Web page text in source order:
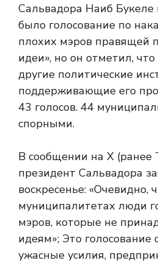
Сальвадора Наиб Букеле
было голосование по
плохих мэров правящей
идеи», но он отметил,
другие политические
поддерживающие его
43 голосов. 44
спорными.
В сообщении на X
президент Сальвадора
воскресенье: «Очевидно,
муниципалитетах люди
мэров, которые не
идеям»; Это голосование
ужасные усилия,